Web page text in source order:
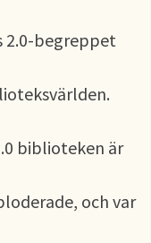
2.0-begreppet
biblioteken är
och var